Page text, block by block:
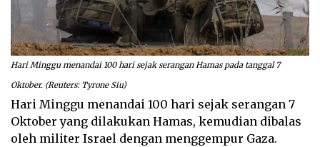
Hari Minggu menandai 100 hari sejak serangan Hamas pada tanggal 7
Oktober. (Reuters: Tyrone Siu)
Hari Minggu menandai 100 hari sejak serangan 7
Oktober yang dilakukan Hamas, kemudian dibalas
oleh militer Israel dengan menggempur Gaza.